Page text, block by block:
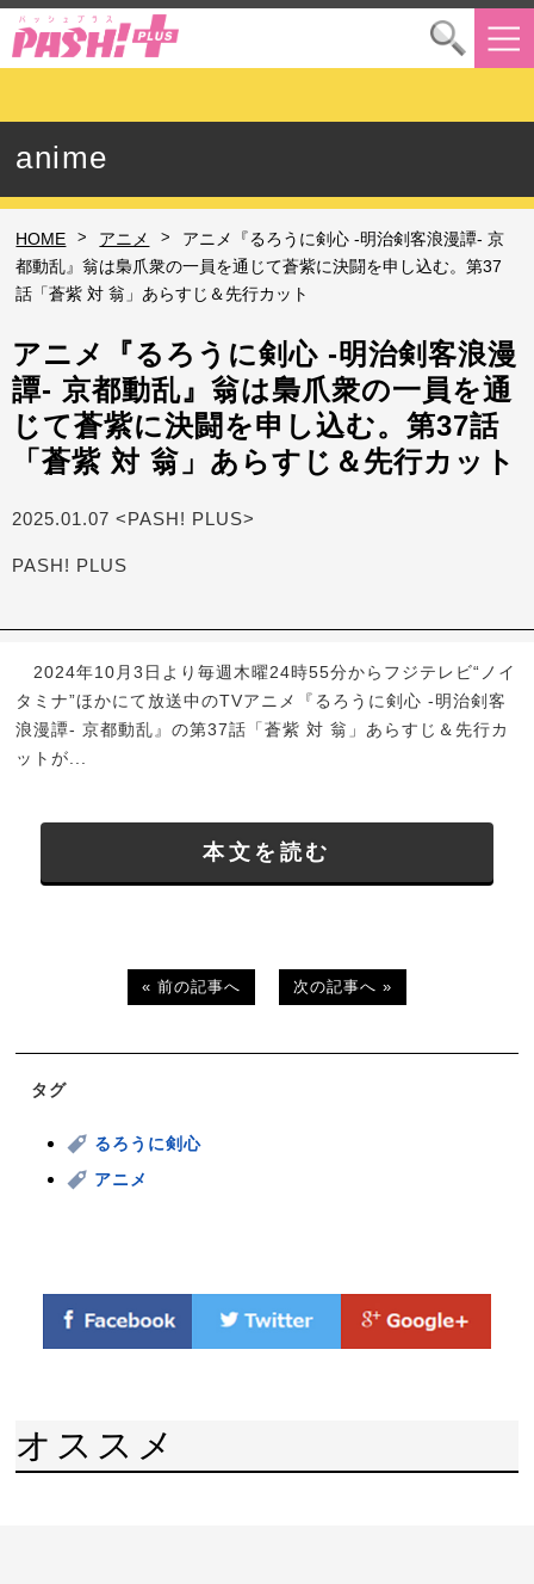
anime
HOME > アニメ >
アニメ『るろうに剣心 -明治剣客浪漫譚- 京
都動乱』翁は梟爪衆の一員を通じて蒼紫に決闘を申し込む。第37
話「蒼紫 対 翁」あらすじ＆先行カット
アニメ『るろうに剣心 -明治剣客浪漫
譚- 京都動乱』翁は梟爪衆の一員を通
じて蒼紫に決闘を申し込む。第37話
「蒼紫 対 翁」あらすじ＆先行カット
2025.01.07 <PASH! PLUS>
PASH! PLUS
2024年10月3日より毎週木曜24時55分からフジテレビ“ノイ
タミナ”ほかにて放送中のTVアニメ『るろうに剣心 -明治剣客
浪漫譚- 京都動乱』の第37話「蒼紫 対 翁」あらすじ＆先行カ
ットが...
本文を読む
« 前の記事へ 次の記事へ »
タグ
るろうに剣心
アニメ
オススメ